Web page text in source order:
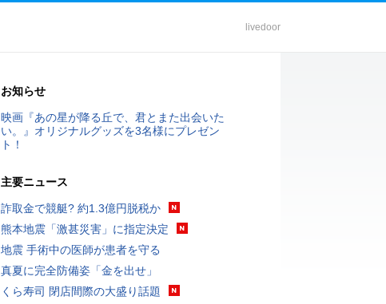
livedoor
お知らせ
映画『あの星が降る丘で、君とまた出会いた
い。』オリジナルグッズを3名様にプレゼン
ト！
主要ニュース
詐取金で競艇? 約1.3億円脱税か
熊本地震「激甚災害」に指定決定
地震 手術中の医師が患者を守る
真夏に完全防備姿「金を出せ」
くら寿司 閉店間際の大盛り話題